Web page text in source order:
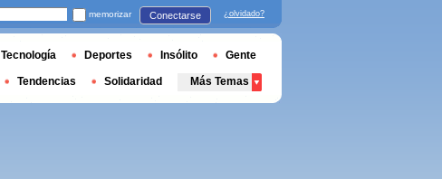
memorizar Conectarse ¿olvidado?
Tecnología Deportes Insólito Gente
Tendencias Solidaridad Más Temas